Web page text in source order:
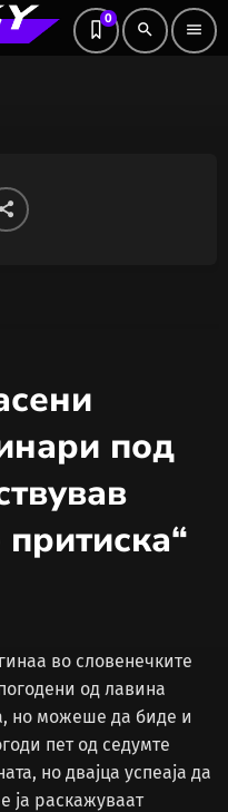
0
search menu
под
во словенечките
од лавина
но можеше да биде и
пет од седумте
но двајца успеаја да
ја раскажуваат